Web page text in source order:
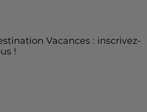
Vacances : inscrivez-
!